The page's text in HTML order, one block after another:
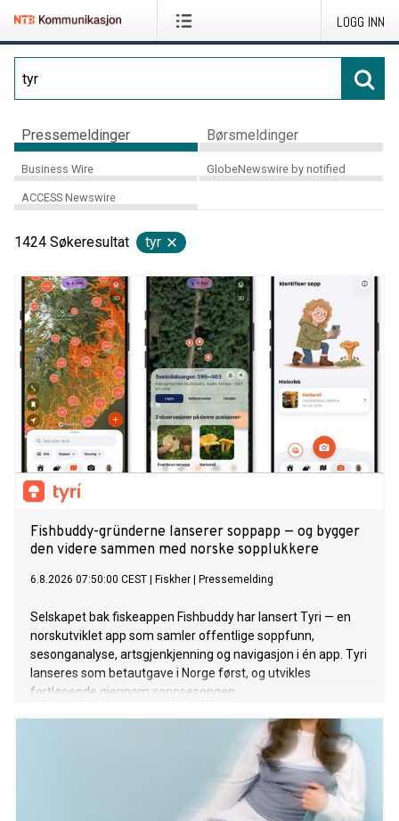
LOGG INN
Pressemeldinger Børsmeldinger
Business Wire GlobeNewswire by notified
ACCESS Newswire
1424 Søkeresultat tyr
Fishbuddy-gründerne lanserer soppapp — og bygger
den videre sammen med norske sopplukkere
6.8.2026 07:50:00 CEST Fiskher Pressemelding
Selskapet bak fiskeappen Fishbuddy har lansert Tyri — en
norskutviklet app som samler offentlige soppfunn,
sesonganalyse, artsgjenkjenning og navigasjon i én app. Tyri
lanseres som betautgave i Norge først, og utvikles
fortløpende gjennom soppsesongen.